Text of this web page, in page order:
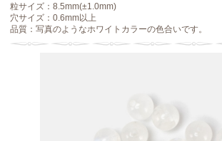
粒サイズ：8.5mm(±1.0mm)
穴サイズ：0.6mm以上
品質：写真のようなホワイトカラーの色合いです。